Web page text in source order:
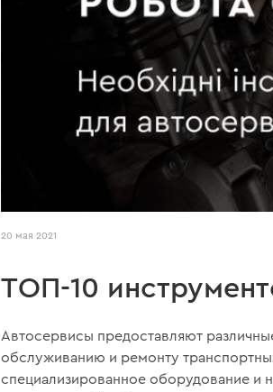
20 мая 2021
ТОП-10
Автосервисы предоставляют
обслуживанию и ремонту
специализированное оборудование и